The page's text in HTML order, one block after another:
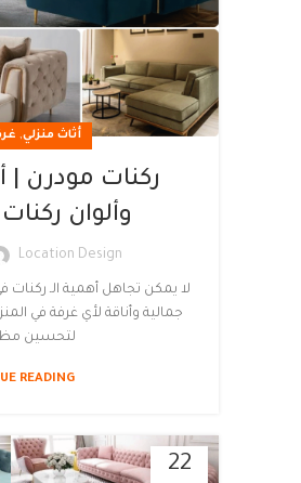
أثاث منزلي,
ركنات مودرن
وألوان
Location Design
لا يمكن تجاهل أهمية الـ
جمالية وأناقة لأي غرفة في
لتحسين
READING
22